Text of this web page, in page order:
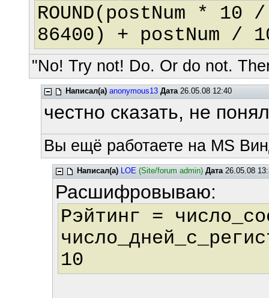
ROUND(postNum *
86400) + postNum /
"No! Try not! Do. Or do not.
Написал(а) anonymous13 Дата26.05.08 12:40
честно сказать, не
Вы ещё работаете на MS
Написал(а) LOE (Site/forum admin) Дата26.05.08
Расшифровываю:
Рэйтинг =
10